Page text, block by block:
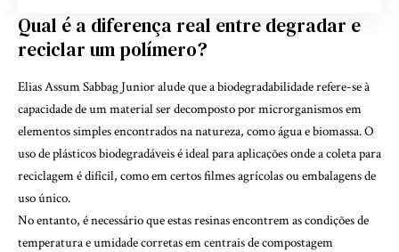
Qual é a diferença real entre degradar e
reciclar um polímero?
Elias Assum Sabbag Junior alude que a biodegradabilidade refere-se à
capacidade de um material ser decomposto por microrganismos em
elementos simples encontrados na natureza, como água e biomassa. O
uso de plásticos biodegradáveis é ideal para aplicações onde a coleta para
reciclagem é difícil, como em certos filmes agrícolas ou embalagens de
uso único.
No entanto, é necessário que estas resinas encontrem as condições de
temperatura e umidade corretas em centrais de compostagem